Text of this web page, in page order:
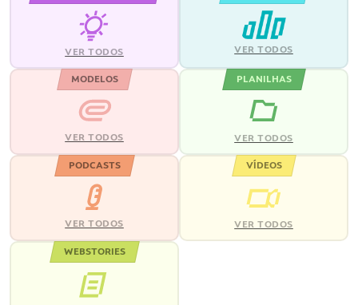
VER TODOS VER TODOS
MODELOS
VER TODOS
PLANILHAS
VER TODOS
PODCASTS
VER TODOS
VÍDEOS
VER TODOS
WEBSTORIES